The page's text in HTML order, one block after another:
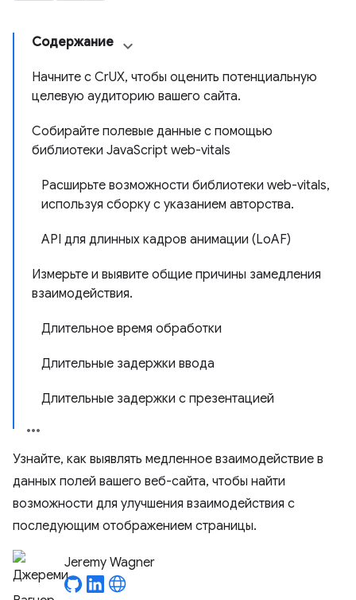
Содержание
Начните с CrUX, чтобы оценить потенциальную
целевую аудиторию вашего сайта.
Собирайте полевые данные с помощью
библиотеки JavaScript web-vitals
Расширьте возможности библиотеки web-vitals,
используя сборку с указанием авторства.
API для длинных кадров анимации (LoAF)
Измерьте и выявите общие причины замедления
взаимодействия.
Длительное время обработки
Длительные задержки ввода
Длительные задержки с презентацией
Узнайте, как выявлять медленное взаимодействие в
данных полей вашего веб-сайта, чтобы найти
возможности для улучшения взаимодействия с
последующим отображением страницы.
Jeremy Wagner